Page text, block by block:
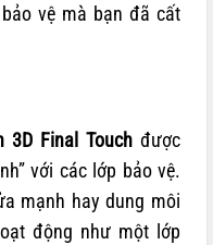
vệ mà bạn đã cất
3D Final Touch được
với các lớp bảo vệ.
mạnh hay dung môi
động như một lớp